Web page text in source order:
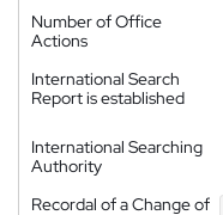
Number of Office
Actions
International Search
Report is established
International Searching
Authority
Recordal of a Change of